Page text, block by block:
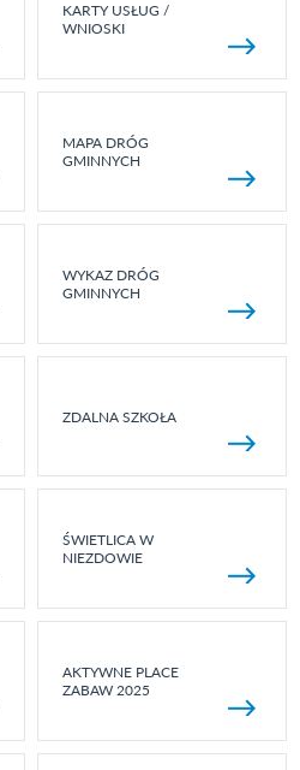
KARTY USŁUG /
WNIOSKI
MAPA DRÓG
GMINNYCH
WYKAZ DRÓG
GMINNYCH
ZDALNA SZKOŁA
ŚWIETLICA W
NIEZDOWIE
AKTYWNE PLACE
ZABAW 2025